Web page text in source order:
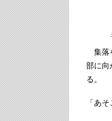
集落
部に向
る。
「あ